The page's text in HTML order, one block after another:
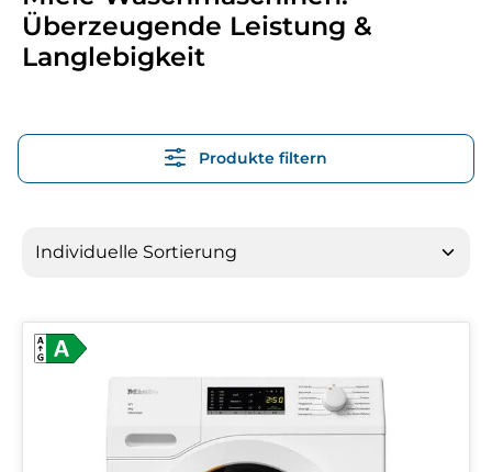
Überzeugende Leistung &
Langlebigkeit
Produkte filtern